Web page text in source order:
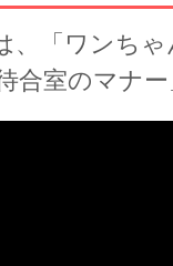
、「ワンち
待合室のマナ